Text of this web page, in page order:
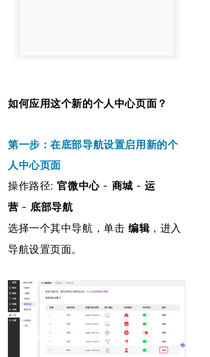
如何应用这个新的个人中心页面？
第一步：在底部导航设置启用新的个
人中心页面
操作路径:官微中心- 商城 -运
营 - 底部导航
选择一个其中导航，单击 编辑，进入
导航设置页面。